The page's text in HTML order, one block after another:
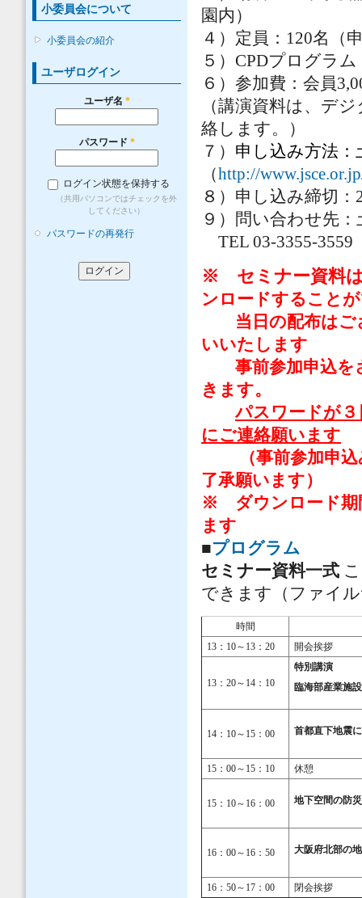
小委員会について
小委員会の紹介
ユーザログイン
ユーザ名 *
パスワード *
ログイン状態を保持する
（共用パソコンではチェックを外
してください）
パスワードの再発行
園内）
４）定員：120名（
５）CPDプログラム
６）参加費：会員
（講演資料は、デ
絡します。）
７） 申し込み方法：
（http://
８）申し込み締切：
９）問い合わせ先
TEL 03-3355-
※ セミナー資料
ンロードすること
当日の配布は
いいたします
事前参加申込を
きます。
パスワードが
にご連絡願います
（事前参加申込
了承願います）
※ ダウンロード期
ます
■プログラム
セミナー資料一式
できます（ファイ
時間
13：10～13：20
開会挨拶
13：20～14：10
特別講演
臨海部産業施
14：10～15：00 首都直下地震
15：00～15：10 休憩
15：10～16：00 地下空間の防災
16：00～16：50 大阪府北部の
16：50～17：00 閉会挨拶